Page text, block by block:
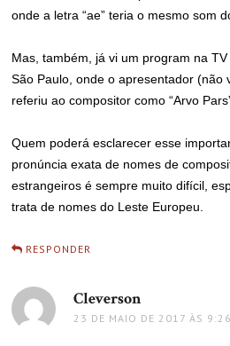
onde a letra “ae” teria o mesmo som
Mas, também, já vi um program na
São Paulo, onde o apresentador (não
referiu ao compositor como “Arvo
Quem poderá esclarecer esse
pronúncia exata de nomes de
estrangeiros é sempre muito difícil,
trata de nomes do Leste Europeu.
RESPONDER
Cleverson
23 DE MAIO DE 2017 ÀS 9:26